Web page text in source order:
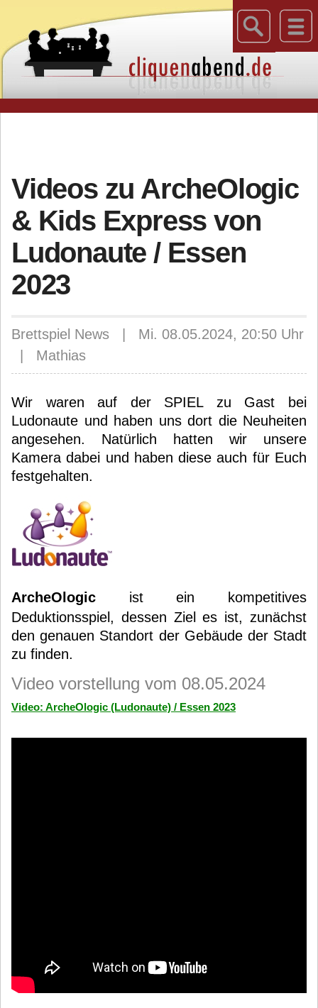
Videos zu ArcheOlogic
& Kids Express von
Ludonaute / Essen
2023
Brettspiel News | Mi. 08.05.2024, 20:50 Uhr
| Mathias
Wir waren auf der SPIEL zu Gast bei
Ludonaute und haben uns dort die Neuheiten
angesehen. Natürlich hatten wir unsere
Kamera dabei und haben diese auch für Euch
festgehalten.
ArcheOlogic ist ein kompetitives
Deduktionsspiel, dessen Ziel es ist, zunächst
den genauen Standort der Gebäude der Stadt
zu finden.
Video vorstellung vom 08.05.2024
Video: ArcheOlogic (Ludonaute) / Essen 2023